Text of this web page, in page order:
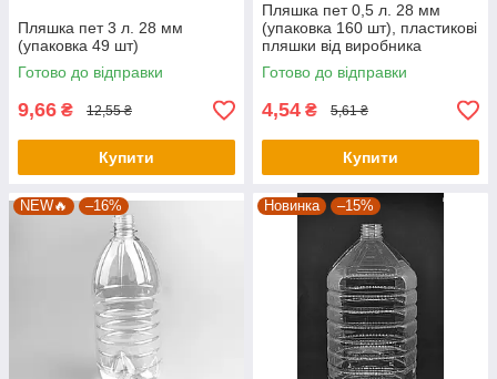
Пляшка пет 3 л. 28 мм
(упаковка 49 шт)
Готово до відправки
9,66 ₴ 12,55 ₴
Купити
Пляшка пет 0,5 л. 28 мм
(упаковка 160 шт), пластикові
пляшки від виробника
Готово до відправки
4,54 ₴ 5,61 ₴
Купити
NEW🔥 –16% Новинка –15%